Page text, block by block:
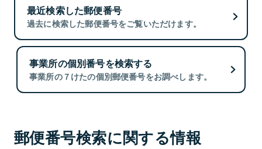
最近検索した郵便番号
過去に検索した郵便番号をご覧いただけます。
事業所の個別番号を検索する
事業所の７けたの個別郵便番号をお調べします。
郵便番号検索に関する情報